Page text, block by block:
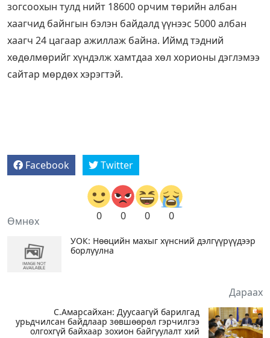
зогсоохын тулд нийт 18600 орчим төрийн албан
хаагчид байнгын бэлэн байдалд үүнээс 5000 албан
хаагч 24 цагаар ажиллаж байна. Иймд тэдний
хөдөлмөрийг хүндэлж хамтдаа хөл хорионы дэглэмээ
сайтар мөрдөх хэрэгтэй.
Facebook Twitter
0 0 0 0
Өмнөх
УОК: Нөөцийн махыг хүнсний дэлгүүрүүдээр
борлуулна
Дараах
С.Амарсайхан: Дуусаагүй барилгад
урьдчилсан байдлаар зөвшөөрөл гэрчилгээ
олгохгүй байхаар зохион байгуулалт хий